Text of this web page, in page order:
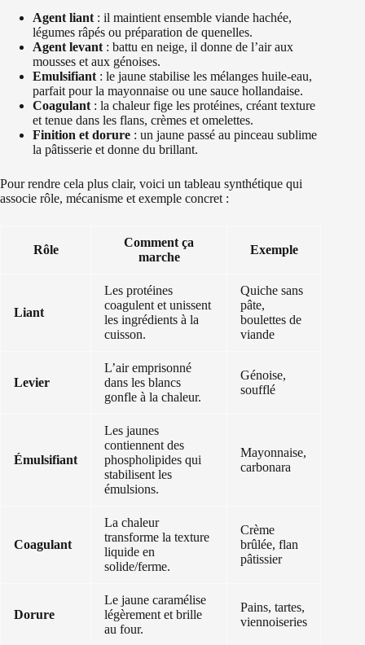
Agent liant : il maintient ensemble viande hachée,
légumes râpés ou préparation de quenelles.
Agent levant : battu en neige, il donne de l’air aux
mousses et aux génoises.
Emulsifiant : le jaune stabilise les mélanges huile-eau,
parfait pour la mayonnaise ou une sauce hollandaise.
Coagulant : la chaleur fige les protéines, créant texture
et tenue dans les flans, crèmes et omelettes.
Finition et dorure : un jaune passé au pinceau sublime
la pâtisserie et donne du brillant.
Pour rendre cela plus clair, voici un tableau synthétique qui
associe rôle, mécanisme et exemple concret :
Rôle
Comment ça
marche
Exemple
Liant
Les protéines
coagulent et unissent
les ingrédients à la
cuisson.
Quiche sans
pâte,
boulettes de
viande
Levier
L’air emprisonné
dans les blancs
gonfle à la chaleur.
Génoise,
soufflé
Émulsifiant
Les jaunes
contiennent des
phospholipides qui
stabilisent les
émulsions.
Mayonnaise,
carbonara
Coagulant
La chaleur
transforme la texture
liquide en
solide/ferme.
Crème
brûlée, flan
pâtissier
Dorure
Le jaune caramélise
légèrement et brille
au four.
Pains, tartes,
viennoiseries